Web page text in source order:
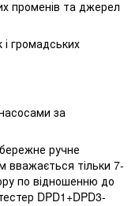
променів та джерел
громадських
за
ручне
вважається тільки 7-
по відношенню до
DPD1+DPD3-